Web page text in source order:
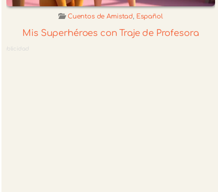
Cuentos de Amistad, Español
Mis Superhéroes con Traje de Profesora